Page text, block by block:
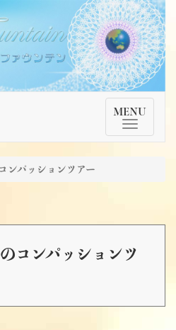
Fountain～
TMenu
MENU
ンパッションツアー
コンパッションツ